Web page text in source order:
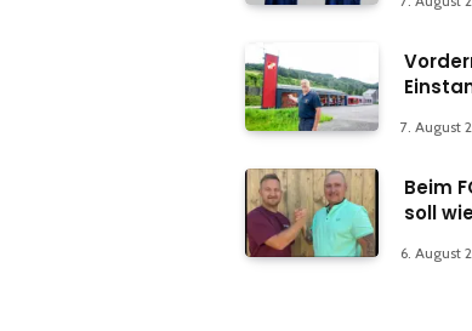
7. August
Beim
soll
6. August